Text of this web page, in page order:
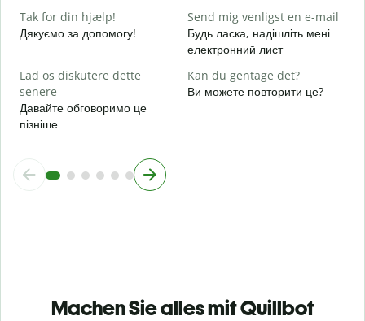
Tak for din hjælp!
Дякуємо за допомогу!
Send mig venligst en e-mail
Будь ласка, надішліть мені
електронний лист
Lad os diskutere dette
senere
Давайте обговоримо це
пізніше
Kan du gentage det?
Ви можете повторити це?
Machen Sie alles mit Quillbot